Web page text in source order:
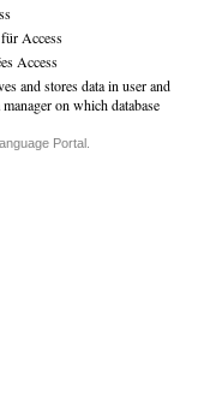
Access
Access
and stores data in user and
on which database
Portal.